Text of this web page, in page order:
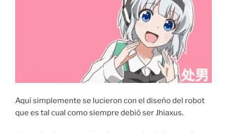
Aquí simplemente se lucieron con el diseño del robot
que es tal cual como siempre debió ser Jhiaxus.